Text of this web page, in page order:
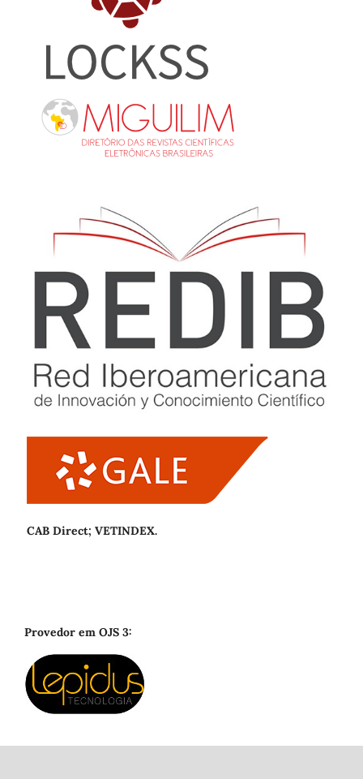
CAB Direct; VETINDEX.
Provedor em OJS 3: